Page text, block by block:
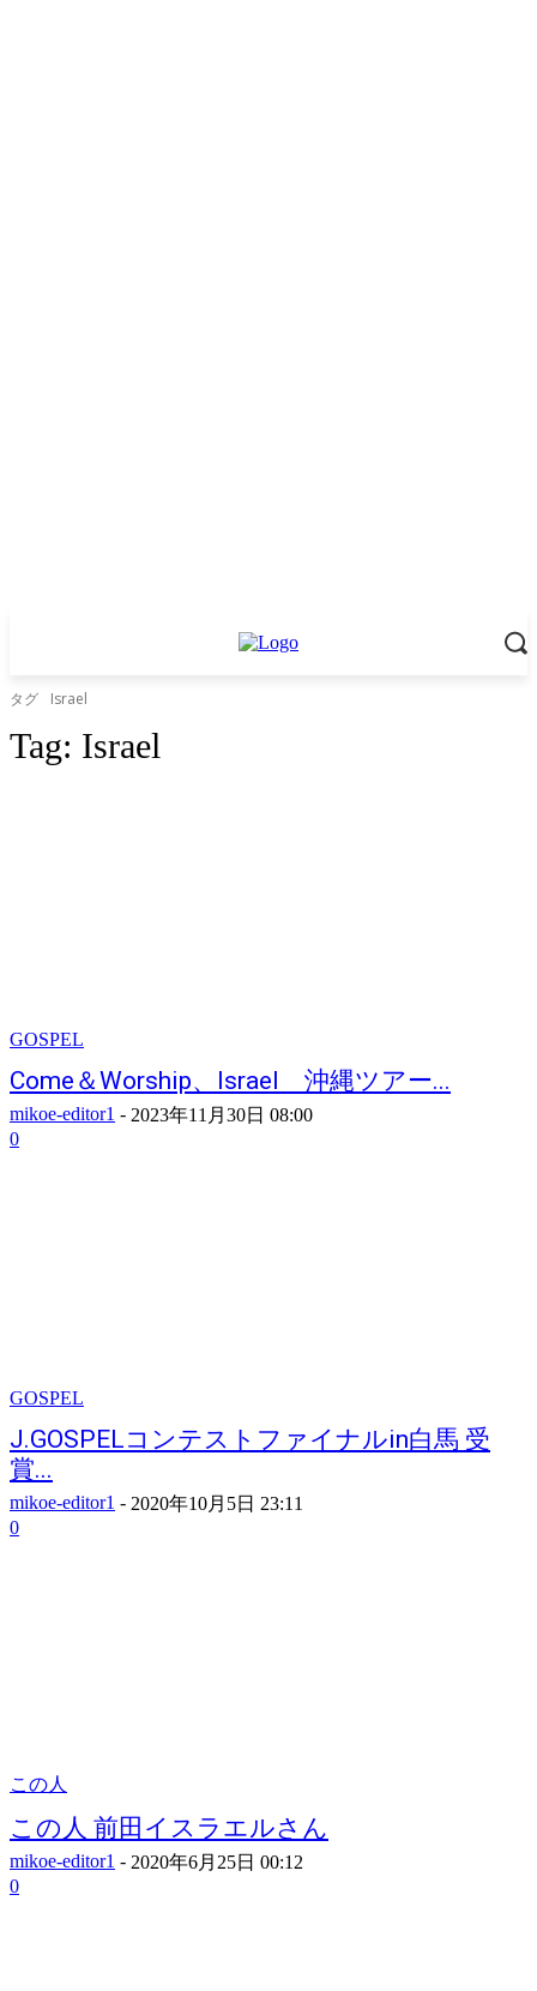
タグ Israel
Tag: Israel
GOSPEL
Come＆Worship、Israel 沖縄ツアー...
mikoe-editor1 - 2023年11月30日 08:00
0
GOSPEL
J.GOSPELコンテストファイナルin白馬 受
賞...
mikoe-editor1 - 2020年10月5日 23:11
0
この人
この人 前田イスラエルさん
mikoe-editor1 - 2020年6月25日 00:12
0